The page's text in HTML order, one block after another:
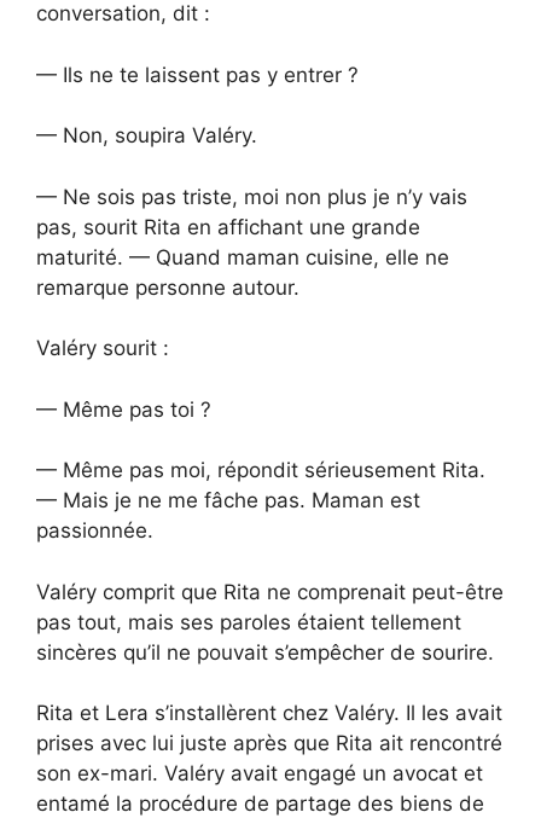
conversation, dit :
— Ils ne te laissent pas y entrer ?
— Non, soupira Valéry.
— Ne sois pas triste, moi non plus je n’y vais
pas, sourit Rita en affichant une grande
maturité. — Quand maman cuisine, elle ne
remarque personne autour.
Valéry sourit :
— Même pas toi ?
— Même pas moi, répondit sérieusement Rita.
— Mais je ne me fâche pas. Maman est
passionnée.
Valéry comprit que Rita ne comprenait peut-être
pas tout, mais ses paroles étaient tellement
sincères qu’il ne pouvait s’empêcher de sourire.
Rita et Lera s’installèrent chez Valéry. Il les avait
prises avec lui juste après que Rita ait rencontré
son ex-mari. Valéry avait engagé un avocat et
entamé la procédure de partage des biens de